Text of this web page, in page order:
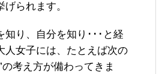
られます。
知り、自分を知り･･･と経
人女子には、たとえば次の
の考え方が備わってきま